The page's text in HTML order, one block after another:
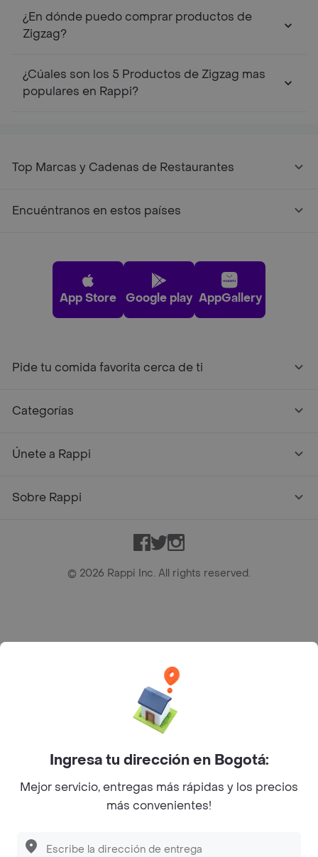
¿En dónde puedo comprar productos de
Zigzag?
¿Cúales son los 5 Productos de Zigzag mas
populares en Rappi?
Top Marcas y Cadenas de Restaurantes
Encuéntranos en estos países
App Store Google play AppGallery
Pide tu comida favorita cerca de ti
Categorías
Únete a Rappi
Sobre Rappi
Facebook
TwitterInstagram
© 2026 Rappi Inc. All rights reserved.
Bogotá D.C. --- notificacionesrappi@rappi.com
Ingresa tu dirección en Bogotá:
Mejor servicio, entregas más rápidas y los precios
más convenientes!